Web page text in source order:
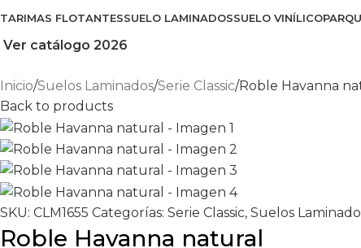
TARIMAS FLOTANTESSUELO LAMINADOSSUELO VINÍLICO
Ver catálogo 2026
Inicio Suelos Laminados Serie Classic Roble Havanna
Back to products
SKU: CLM1655 Categorías: Serie Classic, Suelos
Roble Havanna natural